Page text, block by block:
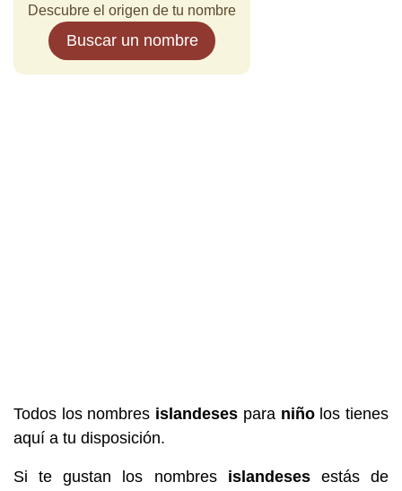
Descubre el origen de tu nombre
Buscar un nombre
Todos los nombres islandeses para niñolos tienes
aquí a tu disposición.
Si te gustan los nombres islandesesestás de